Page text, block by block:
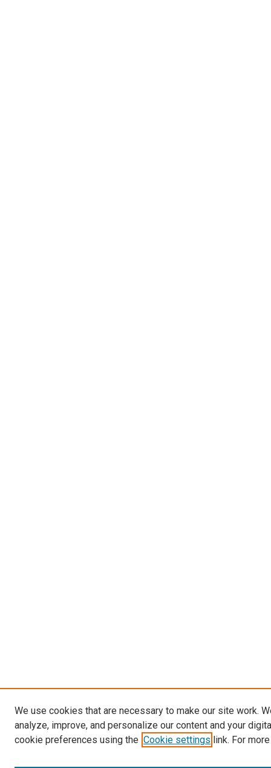
We use cookies that are necessary to make our site work.
analyze, improve, and personalize our content and your
cookie preferences using the Cookie settings link. For